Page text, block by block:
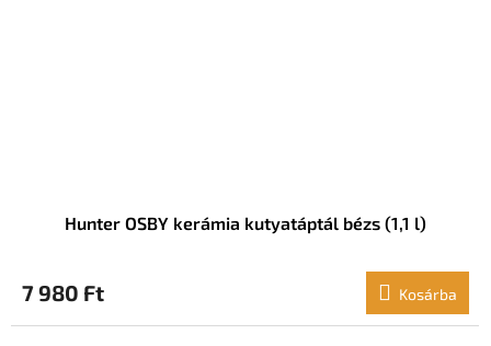
Hunter OSBY kerámia kutyatáptál bézs (1,1 l)
7 980 Ft Kosárba